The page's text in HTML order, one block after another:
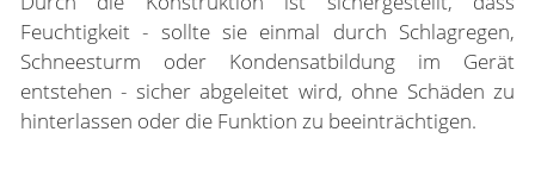
Feuchtigkeit - sollte sie einmal durch Schlagregen,
Schneesturm oder Kondensatbildung im Gerät
entstehen - sicher abgeleitet wird, ohne Schäden zu
hinterlassen oder die Funktion zu beeinträchtigen.